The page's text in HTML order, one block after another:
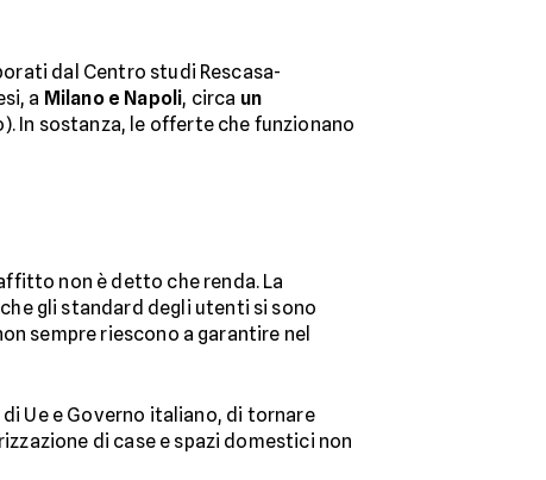
dal Centro studi Rescasa-
a Milano e Napoli, circa un
In sostanza, le offerte che funzionano
non è detto che renda. La
gli standard degli utenti si sono
sempre riescono a garantire nel
Ue e Governo italiano, di tornare
di case e spazi domestici non